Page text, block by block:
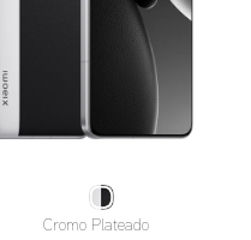
Cromo Plateado